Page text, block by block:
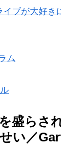
ブが大好き
ム
盛らさ
い／